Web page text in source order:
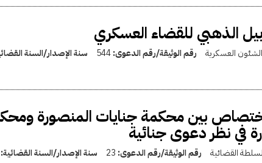
الذهبي للقضاء العسكري
الشئون العسكرية رقم الوثيقة/رقم الدعوى:544 سنة الإصدار/السنة
بين محكمة جنايات المنصورة
في نظر دعوى جنائية
القضائية رقم الوثيقة/رقم الدعوى: 23 سنة الإصدار/السنة